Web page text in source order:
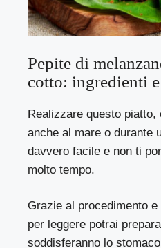
Pepite di
cotto: ingredienti
Realizzare questo piatto,
anche al mare o durante
davvero facile e non ti
molto tempo.
Grazie al procedimento
per leggere potrai
soddisferanno lo